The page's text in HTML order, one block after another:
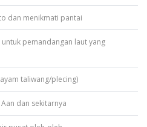
dan menikmati pantai
pemandangan laut yang
taliwang/plecing)
dan sekitarnya